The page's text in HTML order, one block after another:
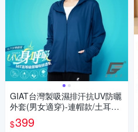
GIAT台灣製吸濕排汗抗UV防曬
外套(男女適穿)-連帽款/土耳其
藍
$399